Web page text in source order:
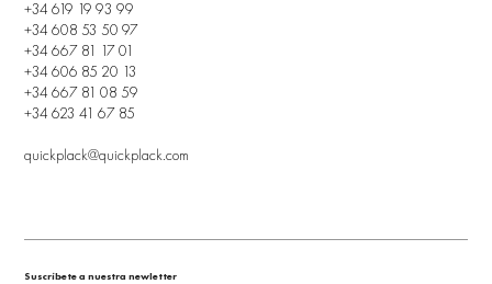
+34 619 19 93 99
+34 608 53 50 97
+34 667 81 17 01
+34 606 85 20 13
+34 667 81 08 59
+34 623 41 67 85
quickplack@quickplack.com
Suscríbete a nuestra newletter